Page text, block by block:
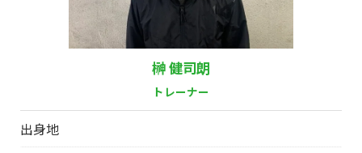
榊 健司朗
トレーナー
出身地